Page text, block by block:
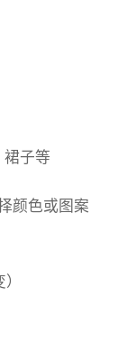
裙子等
颜色或图案